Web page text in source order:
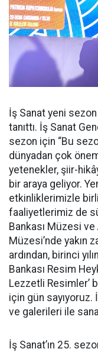
İş Sanat yeni sezon
tanıttı. İş Sanat
sezon için “Bu
dünyadan çok
yetenekler, şiir-
bir araya geliyor.
etkinliklerimizle
faaliyetlerimiz de
Bankası Müzesi ve
Müzesi’nde yakın
ardından, birinci
Bankası Resim
Lezzetli Resimler’
için gün sayıyoruz.
ve galerileri ile
İş Sanat’ın 25.